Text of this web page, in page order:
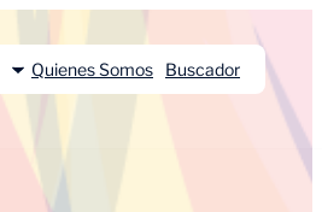
Quienes Somos Buscador